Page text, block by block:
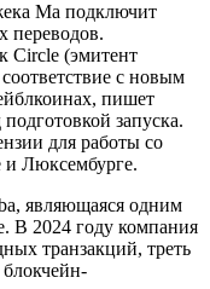
Ма подключит
переводов.
Circle (эмитент
с новым
пишет
запуска.
для работы со
и Люксембурге.
являющаяся одним
В 2024 году компания
транзакций, треть